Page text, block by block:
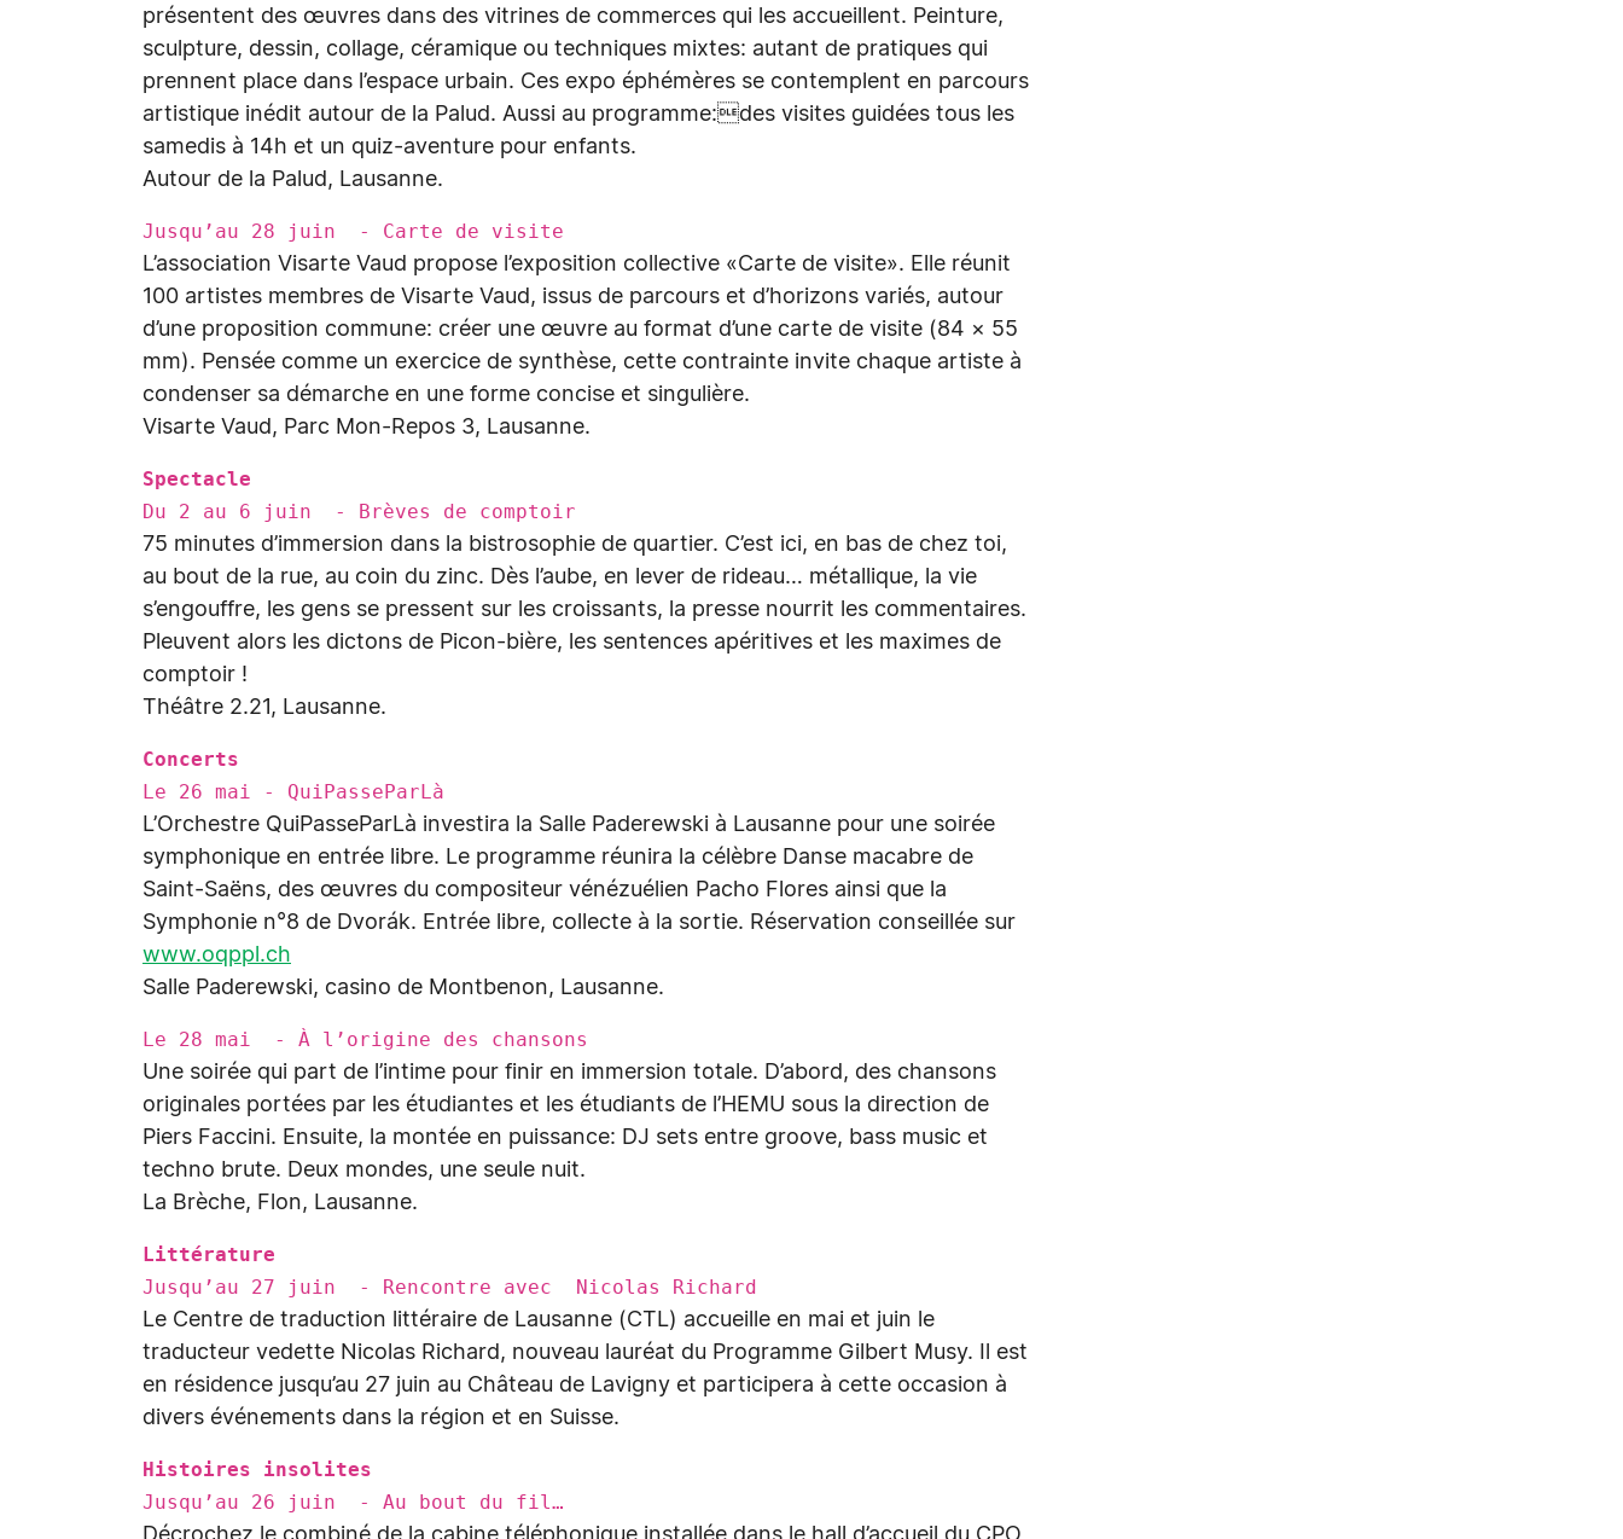
présentent des œuvres dans des vitrines de commerces qui les accueillent. Peinture,
sculpture, dessin, collage, céramique ou techniques mixtes: autant de pratiques qui
prennent place dans l’espace urbain. Ces expo éphémères se contemplent en parcours
artistique inédit autour de la Palud. Aussi au programme:des visites guidées tous les
samedis à 14h et un quiz-aventure pour enfants.
Autour de la Palud, Lausanne.
Jusqu’au 28 juin - Carte de visite
L’association Visarte Vaud propose l’exposition collective «Carte de visite». Elle réunit
100 artistes membres de Visarte Vaud, issus de parcours et d’horizons variés, autour
d’une proposition commune: créer une œuvre au format d’une carte de visite (84 × 55
mm). Pensée comme un exercice de synthèse, cette contrainte invite chaque artiste à
condenser sa démarche en une forme concise et singulière.
Visarte Vaud, Parc Mon-Repos 3, Lausanne.
Spectacle
Du 2 au 6 juin - Brèves de comptoir
75 minutes d’immersion dans la bistrosophie de quartier. C’est ici, en bas de chez toi,
au bout de la rue, au coin du zinc. Dès l’aube, en lever de rideau… métallique, la vie
s’engouffre, les gens se pressent sur les croissants, la presse nourrit les commentaires.
Pleuvent alors les dictons de Picon-bière, les sentences apéritives et les maximes de
comptoir !
Théâtre 2.21, Lausanne.
Concerts
Le 26 mai - QuiPasseParLà
L’Orchestre QuiPasseParLà investira la Salle Paderewski à Lausanne pour une soirée
symphonique en entrée libre. Le programme réunira la célèbre Danse macabre de
Saint-Saëns, des œuvres du compositeur vénézuélien Pacho Flores ainsi que la
Symphonie n°8 de Dvorák. Entrée libre, collecte à la sortie. Réservation conseillée sur
www.oqppl.ch
Salle Paderewski, casino de Montbenon, Lausanne.
Le 28 mai - À l’origine des chansons
Une soirée qui part de l’intime pour finir en immersion totale. D’abord, des chansons
originales portées par les étudiantes et les étudiants de l’HEMU sous la direction de
Piers Faccini. Ensuite, la montée en puissance: DJ sets entre groove, bass music et
techno brute. Deux mondes, une seule nuit.
La Brèche, Flon, Lausanne.
Littérature
Jusqu’au 27 juin - Rencontre avec Nicolas Richard
Le Centre de traduction littéraire de Lausanne (CTL) accueille en mai et juin le
traducteur vedette Nicolas Richard, nouveau lauréat du Programme Gilbert Musy. Il est
en résidence jusqu’au 27 juin au Château de Lavigny et participera à cette occasion à
divers événements dans la région et en Suisse.
Histoires insolites
Jusqu’au 26 juin - Au bout du fil…